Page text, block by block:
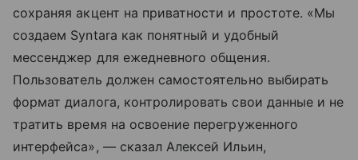
сохраняя акцент на приватности и простоте. «Мы
создаем Syntara как понятный и удобный
мессенджер для ежедневного общения.
Пользователь должен самостоятельно выбирать
формат диалога, контролировать свои данные и не
тратить время на освоение перегруженного
интерфейса», — сказал Алексей Ильин,